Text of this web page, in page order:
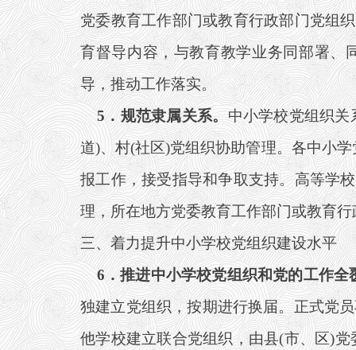
党委教育工作部门或教育行政部门党组
育督导内容，与教育教学业务同部署、
导，推动工作落实。
5．规范隶属关系。中小学校党组织关
道)、村(社区)党组织协助管理。各中小
报工作，接受指导和争取支持。高等学
理，所在地方党委教育工作部门或教育
三、着力提升中小学校党组织建设水平
6．推进中小学校党组织和党的工作全
独建立党组织，按期进行换届。正式党
他学校建立联合党组织，由县(市、区)